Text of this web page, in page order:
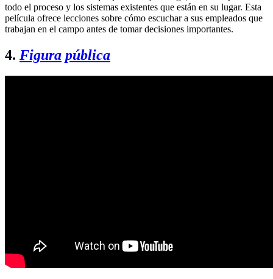
todo el proceso y los sistemas existentes que están en su lugar. Esta
película ofrece lecciones sobre cómo escuchar a sus empleados que
trabajan en el campo antes de tomar decisiones importantes.
4. Figura pública